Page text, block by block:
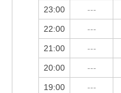
23:00 ---
22:00 ---
21:00 ---
20:00 ---
19:00 ---